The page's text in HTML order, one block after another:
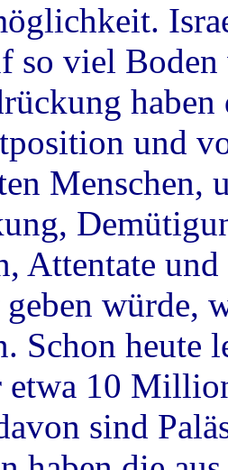
so viel Boden
und
Menschen,
Attentate
geben würde,
Schon heute
10
sind